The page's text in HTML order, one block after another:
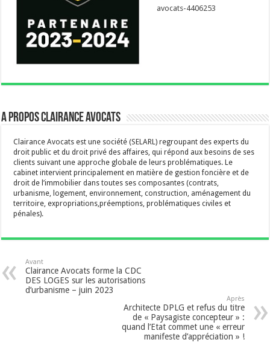
avocats-4406253
A propos Clairance Avocats
Clairance Avocats est une société (SELARL) regroupant des experts du
droit public et du droit privé des affaires, qui répond aux besoins de ses
clients suivant une approche globale de leurs problématiques. Le
cabinet intervient principalement en matière de gestion foncière et de
droit de l’immobilier dans toutes ses composantes (contrats,
urbanisme, logement, environnement, construction, aménagement du
territoire, expropriations,préemptions, problématiques civiles et
pénales).
Avant
Clairance Avocats forme la CDC
DES LOGES sur les autorisations
d’urbanisme – juin 2023
Après
Architecte DPLG et refus du titre
de « Paysagiste concepteur » :
quand l’Etat commet une « erreur
manifeste d’appréciation » !